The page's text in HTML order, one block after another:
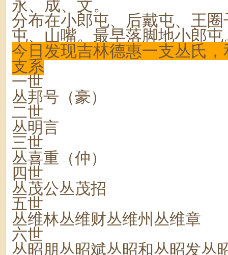
永、成、文。
分布在小郎屯、后戴屯、王
屯、山嘴。最早落脚地小郎屯
今日发现吉林德惠一支丛氏
支系
一世
丛邦号（豪）
二世
丛明言
三世
丛喜重（仲）
四世
丛茂公丛茂招
五世
丛维林丛维财丛维州丛维章
六世
丛昭朋丛昭斌丛昭和丛昭发丛